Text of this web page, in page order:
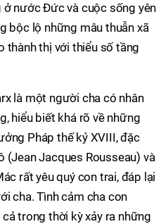
nước Đức và cuộc sống yên
bộc lộ những mâu thuẫn xã
thành thị với thiểu số tầng
là một người cha có nhân
hiểu biết khá rõ về những
Pháp thế kỷ XVIII, đặc
(Jean Jacques Rousseau) và
rất yêu quý con trai, đáp lại
cha. Tình cảm cha con
trong thời kỳ xảy ra những